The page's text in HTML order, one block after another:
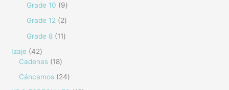
Grade 10
9
Grade 12
2
Grade 8
11
Izaje
42
Cadenas
18
Cáncamos
24